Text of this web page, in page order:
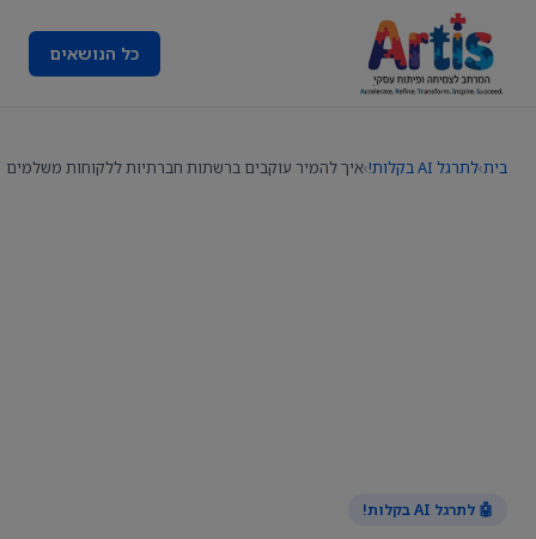
כל הנושאים
בית›לתרגל AI בקלות! ›איך להמיר עוקבים ברשתות חברתיות ללקוחות משלמים
🤖 לתרגל AI בקלות!